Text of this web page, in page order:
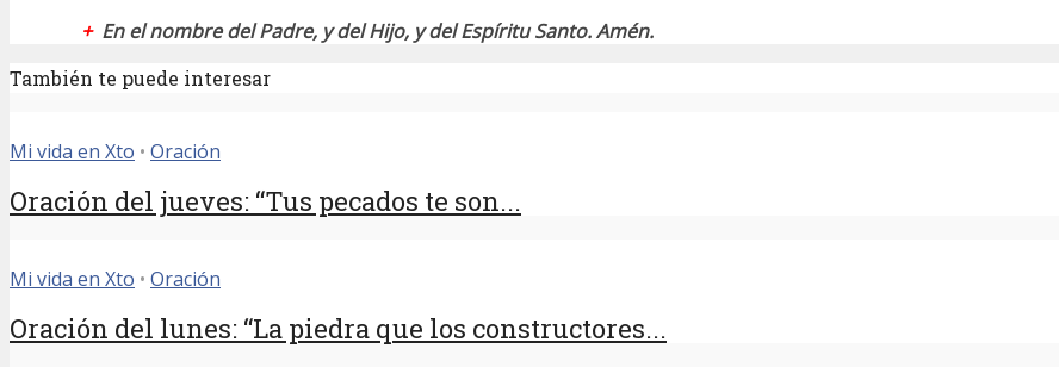
+En el nombre del Padre, y del Hijo, y del Espíritu Santo. Amén.
También te puede interesar
Mi vida en Xto • Oración
Oración del jueves: “Tus pecados te son...
Mi vida en Xto • Oración
Oración del lunes: “La piedra que los constructores...